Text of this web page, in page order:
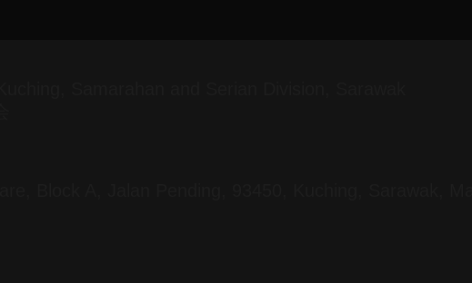
Samarahan and Serian Division, Sarawak
Block A, Jalan Pending, 93450, Kuching, Sarawak,